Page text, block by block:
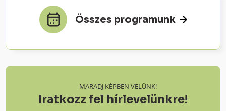
Összes programunk
MARADJ KÉPBEN VELÜNK!
Iratkozz fel hírlevelünkre!